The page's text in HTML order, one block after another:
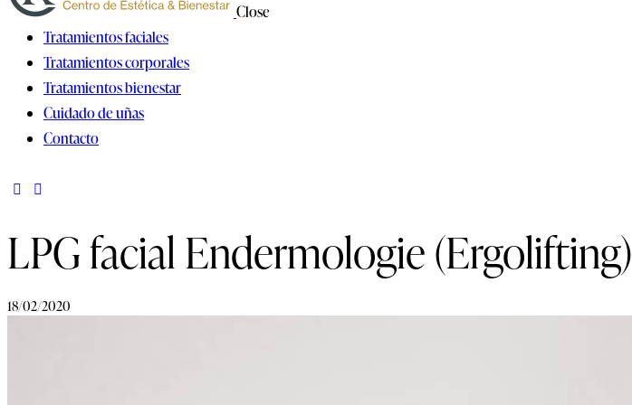
Close
Tratamientos faciales
Tratamientos corporales
Tratamientos bienestar
Cuidado de uñas
Contacto
LPG facial Endermologie (Ergolifting)
18/02/2020